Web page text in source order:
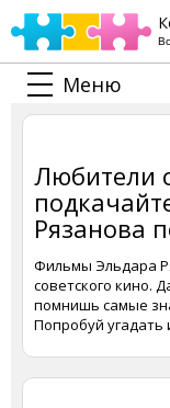
Меню
Любители
Рязанова
Фильмы Эльдара
советского кино.
помнишь самые
Попробуй угадать